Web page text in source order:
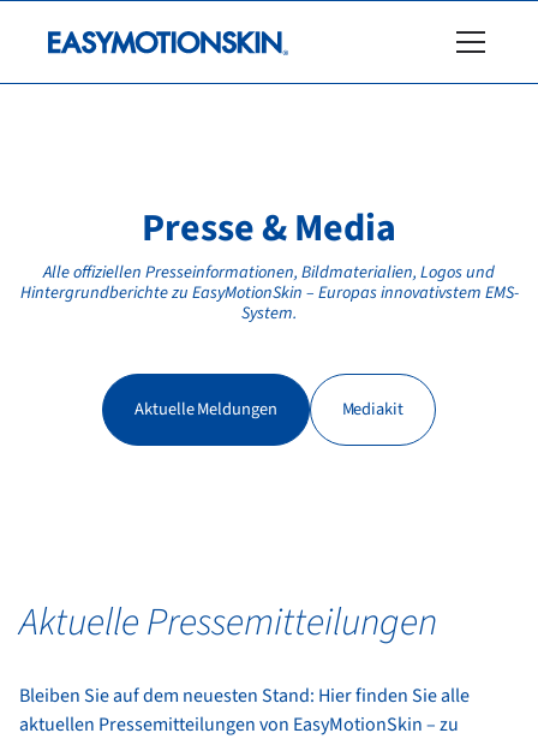
Presse & Media
Alle offiziellen Presseinformationen, Bildmaterialien, Logos und
Hintergrundberichte zu EasyMotionSkin – Europas innovativstem EMS-
System.
Aktuelle Meldungen Mediakit
Aktuelle Pressemitteilungen
Bleiben Sie auf dem neuesten Stand: Hier finden Sie alle
aktuellen Pressemitteilungen von EasyMotionSkin – zu